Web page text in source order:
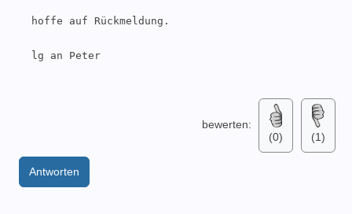
bewerten:
(0)
(1)
Antworten